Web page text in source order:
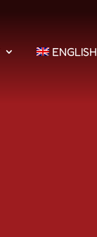
ENGLISH